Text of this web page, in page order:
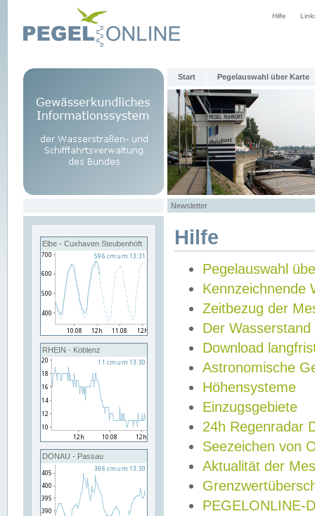
Hilfe
Start Pegelauswahl über Karte
Newsletter
Elbe - Cuxhaven Steubenhöft
RHEIN - Koblenz
DONAU - Passau
Hilfe
Pegelauswahl
Kennzeichnende
Zeitbezug der
Der Wasserstand
Download
Astronomische
Höhensysteme
Einzugsgebiete
24h Regenradar
Seezeichen von
Aktualität der
PEGELONLINE-